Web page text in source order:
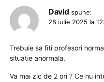
David spune:
28 iulie 2025 la
Trebuie sa fiti profesori
situatie anormala.
Va mai zic de 2 ori ? Ce nu